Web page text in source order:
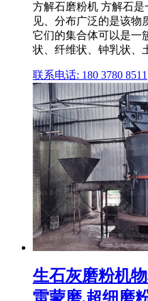
方解石磨粉机 方解石
见、分布广泛的是该物
它们的集合体可以是一
状、纤维状、钟乳状、
联系电话: 180 3780 8511
生石灰磨粉机